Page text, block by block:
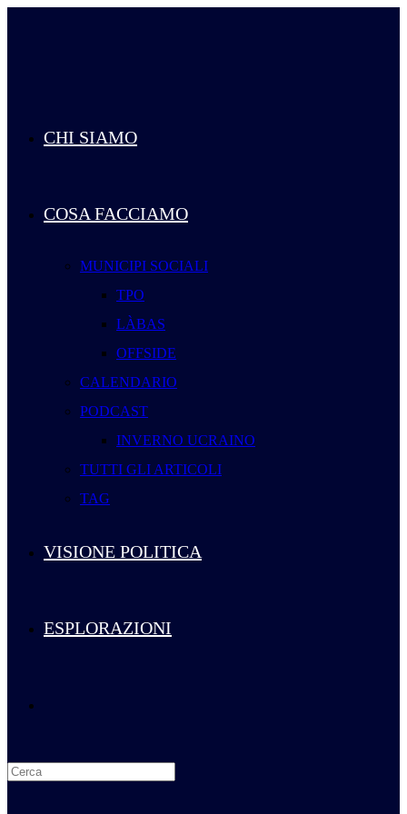
CHI SIAMO
COSA FACCIAMO
MUNICIPI SOCIALI
TPO
LÀBAS
OFFSIDE
CALENDARIO
PODCAST
INVERNO UCRAINO
TUTTI GLI ARTICOLI
TAG
VISIONE POLITICA
ESPLORAZIONI
la